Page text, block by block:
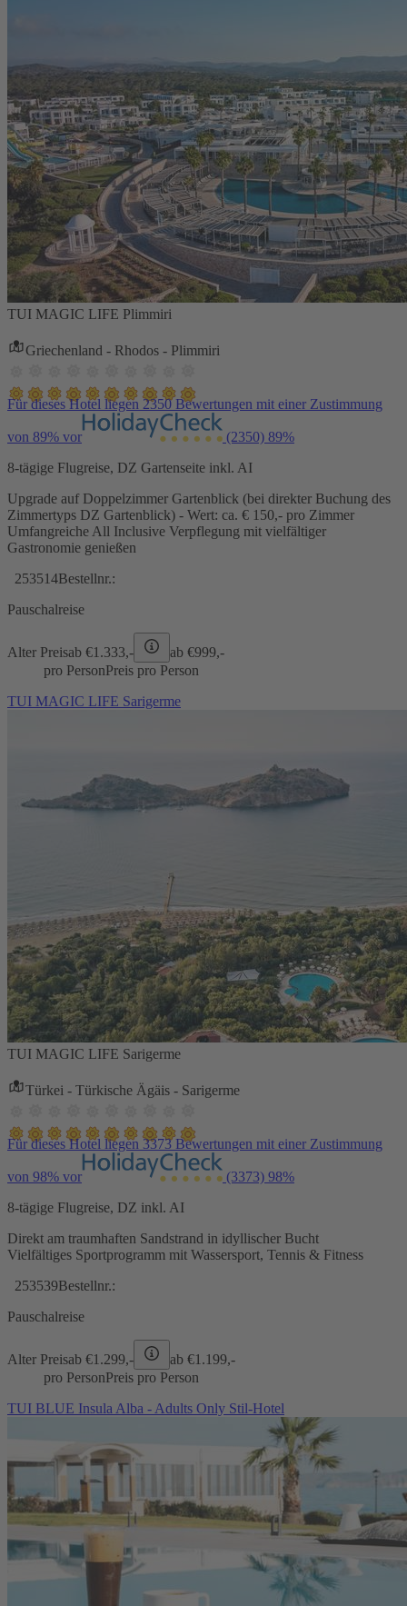
TUI MAGIC LIFE Plimmiri
Griechenland - Rhodos - Plimmiri
Für dieses Hotel liegen 2350 Bewertungen mit einer Zustimmung
von 89% vor (2350) 89%
8-tägige Flugreise, DZ Gartenseite inkl. AI
Upgrade auf Doppelzimmer Gartenblick (bei direkter Buchung des
Zimmertyps DZ Gartenblick) - Wert: ca. € 150,- pro Zimmer
Umfangreiche All Inclusive Verpflegung mit vielfältiger
Gastronomie genießen
253514Bestellnr.:
Pauschalreise
Alter Preisab €1.333,- ab €999,-
pro PersonPreis pro Person
TUI MAGIC LIFE Sarigerme
TUI MAGIC LIFE Sarigerme
Türkei - Türkische Ägäis - Sarigerme
Für dieses Hotel liegen 3373 Bewertungen mit einer Zustimmung
von 98% vor (3373) 98%
8-tägige Flugreise, DZ inkl. AI
Direkt am traumhaften Sandstrand in idyllischer Bucht
Vielfältiges Sportprogramm mit Wassersport, Tennis & Fitness
253539Bestellnr.:
Pauschalreise
Alter Preisab €1.299,- ab €1.199,-
pro PersonPreis pro Person
TUI BLUE Insula Alba - Adults Only Stil-Hotel